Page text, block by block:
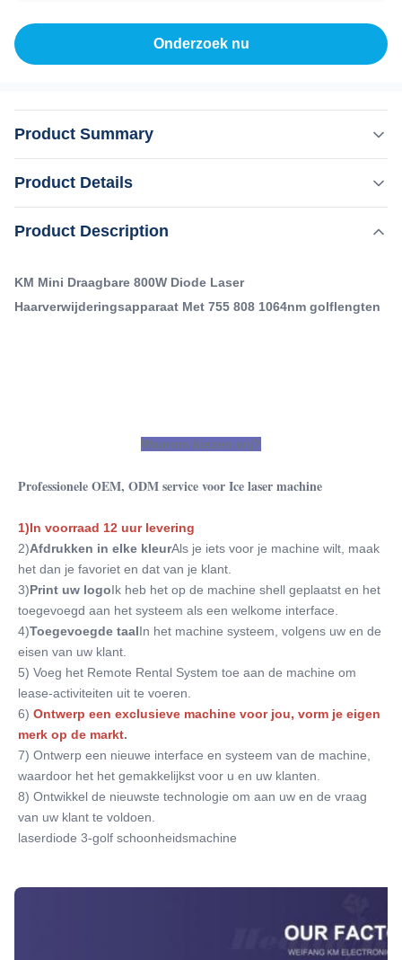
Onderzoek nu
Product Summary
service voor Ice laser machine 1)In voorraad 12 uur
machine wilt, maak het dan je favoriet en dat van je
klant.3...
Product Details
Markeren: 800W draagbare diodelasermachine
Feature:
bloedvatenverwijdering, borstvergroters, donker
Application:
Voor commercieel, commercieel en thuisgebruik
After-Sales Service Provided:
Gratis onderdelen, Online-ondersteuning,
Videotechnische ondersteuning, Installatie,
Warranty:
Name:
Permanente ontharing draagbare 808 diode laser
ontharing
Spot Size:
12*12mm 12*20mm 15*27mm optioneel
Laser Wavelength:
6 tot en met 16 bar
Product Description
KM Mini Draagbare 800W Diode Laser
Haarverwijderingsapparaat Met 755 808 1064nm golflengten
Waarom kiezen wij?
Professionele OEM, ODM service voor Ice laser machine
1)In voorraad 12 uur levering
2)Afdrukken in elke kleurAls je iets voor je machine wilt, maak
het dan je favoriet en dat van je klant.
3)Print uw logoIk heb het op de machine shell geplaatst en het
toegevoegd aan het systeem als een welkome interface.
4)Toegevoegde taalIn het machine systeem, volgens uw en de
eisen van uw klant.
5) Voeg het Remote Rental System toe aan de machine om
lease-activiteiten uit te voeren.
6) Ontwerp een exclusieve machine voor jou, vorm je eigen
merk op de markt.
7) Ontwerp een nieuwe interface en systeem van de machine,
waardoor het het gemakkelijkst voor u en uw klanten.
8) Ontwikkel de nieuwste technologie om aan uw en de vraag
van uw klant te voldoen.
laserdiode 3-golf schoonheidsmachine